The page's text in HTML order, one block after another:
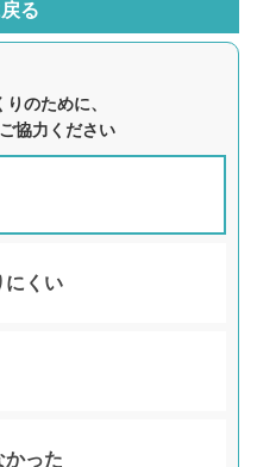
る
のために、
協力ください
にくい
かった